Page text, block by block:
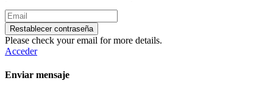
Restablecer contraseña
Please check your email for more details.
Acceder
Enviar mensaje